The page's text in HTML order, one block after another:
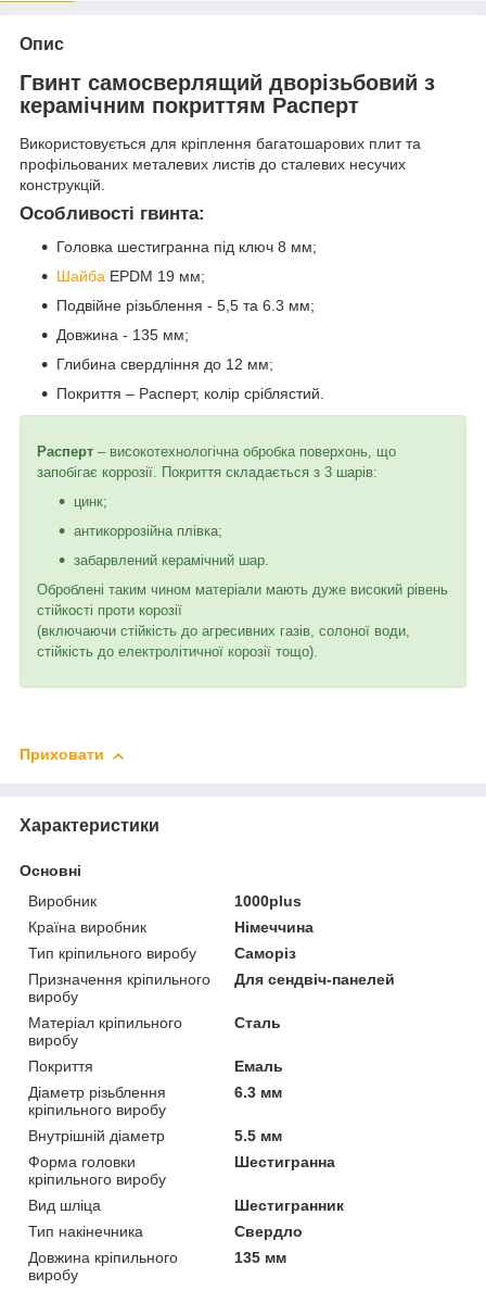
Опис
Гвинт самосверлящий дворізьбовий з
керамічним покриттям Расперт
Використовується для кріплення багатошарових плит та
профільованих металевих листів до сталевих несучих
конструкцій.
Особливості гвинта:
Головка шестигранна під ключ 8 мм;
Шайба EPDM 19 мм;
Подвійне різьблення - 5,5 та 6.3 мм;
Довжина - 135 мм;
Глибина свердління до 12 мм;
Покриття – Расперт, колір сріблястий.
Расперт – високотехнологічна обробка поверхонь, що
запобігає коррозії. Покриття складається з 3 шарів:
цинк;
антикоррозійна плівка;
забарвлений керамічний шар.
Оброблені таким чином матеріали мають дуже високий рівень
стійкості проти корозії
(включаючи стійкість до агресивних газів, солоної води,
стійкість до електролітичної корозії тощо).
Приховати
Характеристики
Основні
Виробник
1000plus
Країна виробник
Німеччина
Тип кріпильного виробу
Саморіз
Призначення кріпильного
виробу
Для сендвіч-панелей
Матеріал кріпильного
виробу
Сталь
Покриття
Емаль
Діаметр різьблення
кріпильного виробу
6.3 мм
Внутрішній діаметр
5.5 мм
Форма головки
кріпильного виробу
Шестигранна
Вид шліца
Шестигранник
Тип накінечника
Свердло
Довжина кріпильного
виробу
135 мм